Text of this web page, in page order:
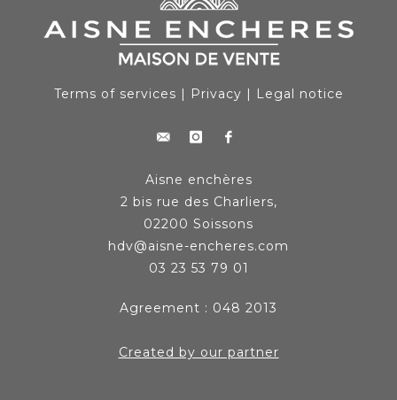
Terms of services | Privacy | Legal notice
Aisne enchères
2 bis rue des Charliers,
02200 Soissons
hdv@aisne-encheres.com
03 23 53 79 01
Agreement : 048 2013
Created by our partner